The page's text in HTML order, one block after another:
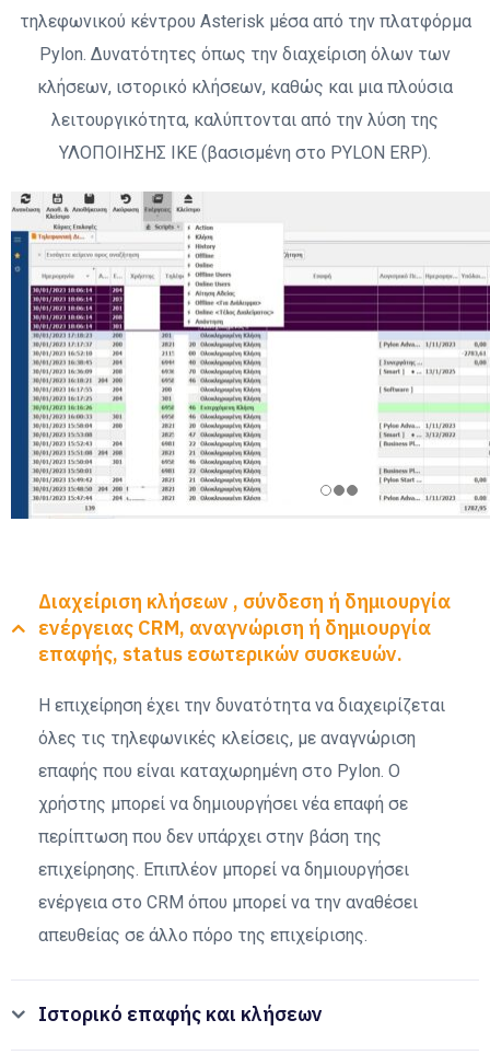
τηλεφωνικού κέντρου Asterisk μέσα από την πλατφόρμα
Pylon. Δυνατότητες όπως την διαχείριση όλων των
κλήσεων, ιστορικό κλήσεων, καθώς και μια πλούσια
λειτουργικότητα, καλύπτονται από την λύση της
ΥΛΟΠΟΙΗΣΗΣ ΙΚΕ (βασισμένη στο PYLON ERP).
Διαχείριση κλήσεων , σύνδεση ή δημιουργία
ενέργειας CRM, αναγνώριση ή δημιουργία
επαφής, status εσωτερικών συσκευών.
Η επιχείρηση έχει την δυνατότητα να διαχειρίζεται
όλες τις τηλεφωνικές κλείσεις, με αναγνώριση
επαφής που είναι καταχωρημένη στο Pylon. Ο
χρήστης μπορεί να δημιουργήσει νέα επαφή σε
περίπτωση που δεν υπάρχει στην βάση της
επιχείρησης. Επιπλέον μπορεί να δημιουργήσει
ενέργεια στο CRM όπου μπορεί να την αναθέσει
απευθείας σε άλλο πόρο της επιχείρισης.
Ιστορικό επαφής και κλήσεων